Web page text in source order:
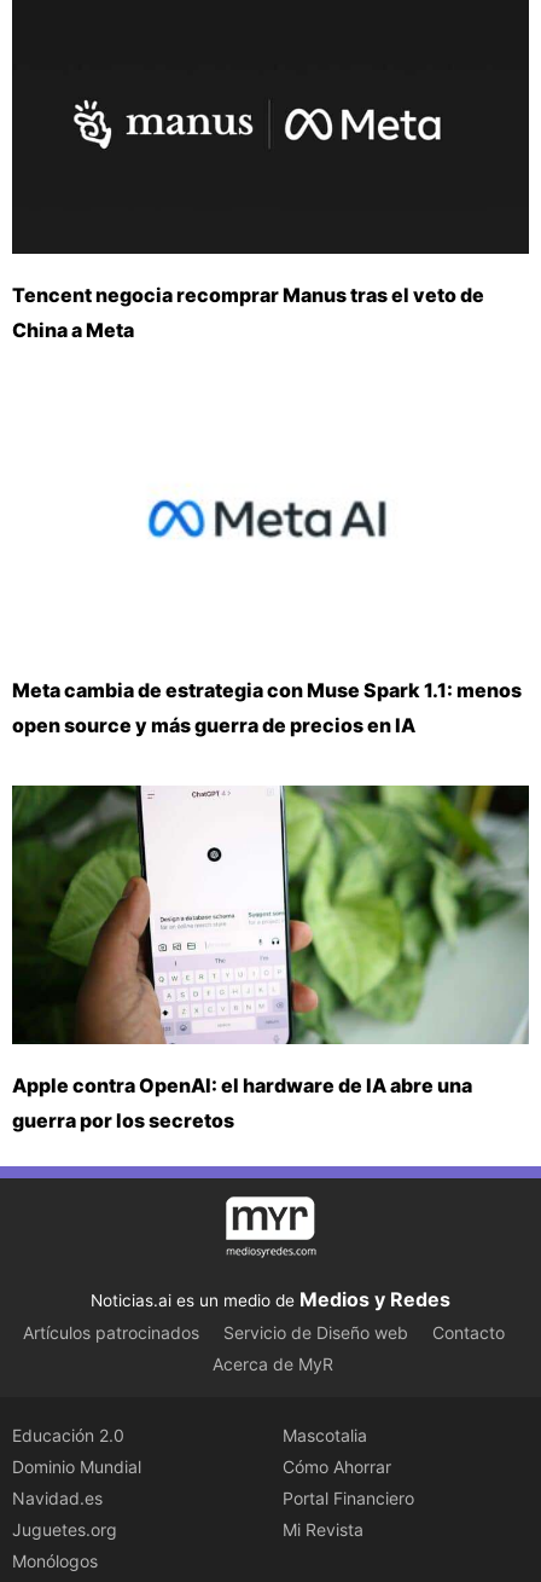
Tencent negocia recomprar Manus tras el veto de
China a Meta
Meta cambia de estrategia con Muse Spark 1.1: menos
open source y más guerra de precios en IA
Apple contra OpenAI: el hardware de IA abre una
guerra por los secretos
Noticias.ai es un medio de Medios y Redes
Artículos patrocinados Servicio de Diseño web
Contacto
Acerca de MyR
Educación 2.0
Dominio Mundial
Navidad.es
Juguetes.org
Monólogos
Mascotalia
Cómo Ahorrar
Portal Financiero
Mi Revista